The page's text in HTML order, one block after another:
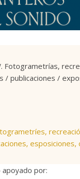
Fotogrametrías,
/ publicaciones /
esposiciones,
por: